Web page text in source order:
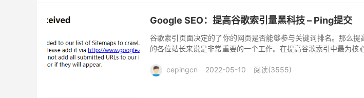
Google SEO：提高谷歌索引量黑科技 – Ping提交
谷歌索引页面决定的了你的网页是否能够参与关键词排名。那么提
的各位站长来说是非常重要的一个工作。在提高谷歌索引中最为核
cepingcn
2022-05-10 阅读(3555)